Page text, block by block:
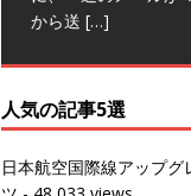
から送 […]
人気の記事5選
日本航空国際線アップ